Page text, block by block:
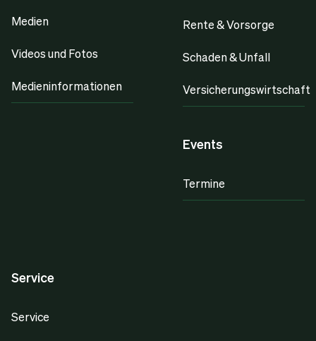
Medien
Videos und Fotos
Medieninformationen
Rente & Vorsorge
Schaden & Unfall
Versicherungswirtschaft
Events
Termine
Service
Service